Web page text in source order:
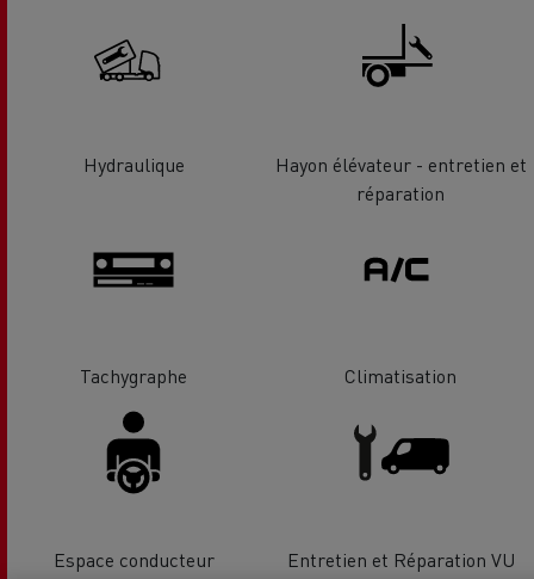
Hydraulique
Hayon élévateur - entretien et
réparation
Tachygraphe Climatisation
Espace conducteur Entretien et Réparation VU